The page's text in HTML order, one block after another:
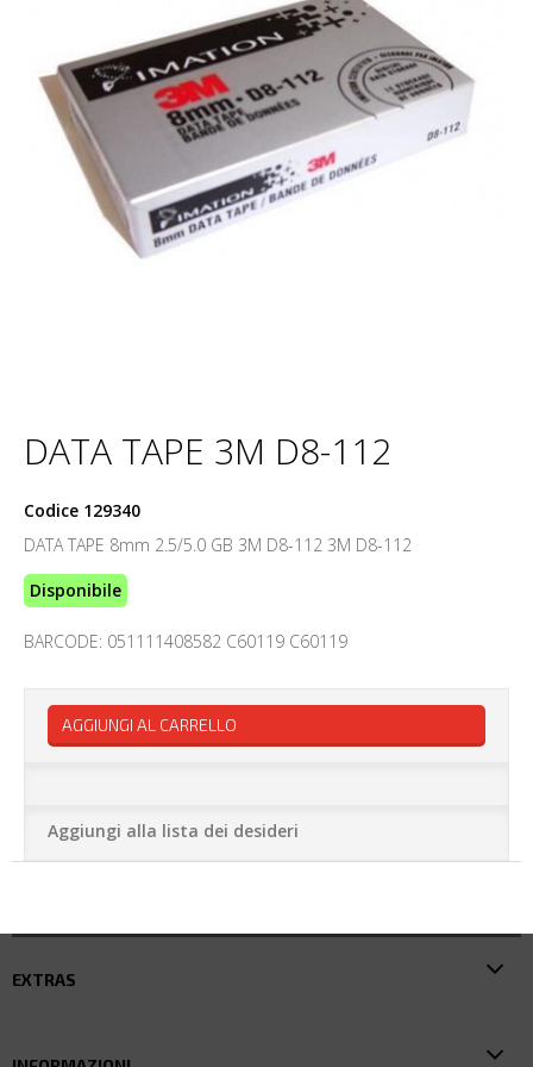
DATA TAPE 3M D8-112
Codice 129340
DATA TAPE 8mm 2.5/5.0 GB 3M D8-112 3M D8-112
Disponibile
BARCODE: 051111408582 C60119 C60119
AGGIUNGI AL CARRELLO
Aggiungi alla lista dei desideri
EXTRAS